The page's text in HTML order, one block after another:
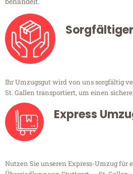
Ihr Umzugsgut wird von uns sorgfältig
St. Gallen transportiert, um einen
Express
Nutzen Sie unseren Express-Umzug für